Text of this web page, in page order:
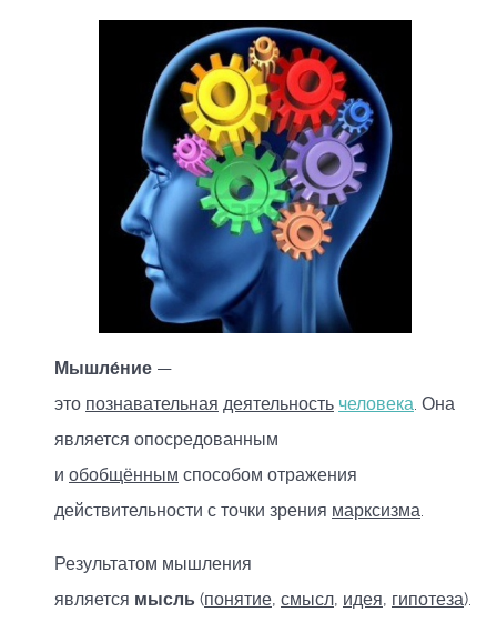
Мышле́ние —
это познавательная деятельность человека. Она
является опосредованным
и обобщённым способом отражения
действительности с точки зрения марксизма.
Результатом мышления
является мысль (понятие, смысл, идея, гипотеза).